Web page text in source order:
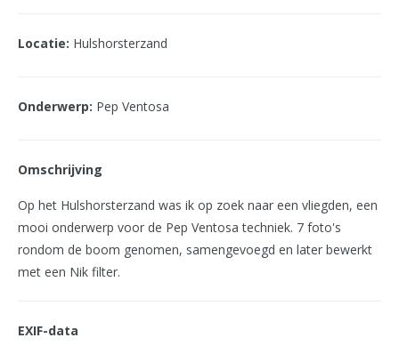
Locatie: Hulshorsterzand
Onderwerp: Pep Ventosa
Omschrijving
Op het Hulshorsterzand was ik op zoek naar een vliegden, een
mooi onderwerp voor de Pep Ventosa techniek. 7 foto's
rondom de boom genomen, samengevoegd en later bewerkt
met een Nik filter.
EXIF-data